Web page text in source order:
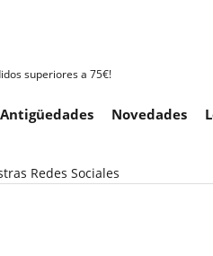
superiores a 75€!
Antigüedades Novedades
Redes Sociales